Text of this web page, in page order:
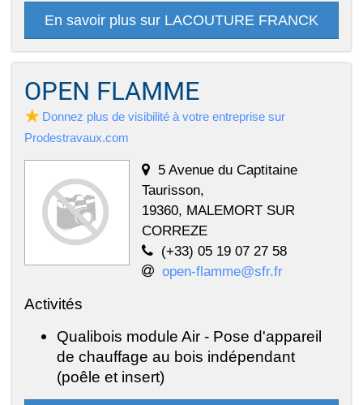
En savoir plus sur LACOUTURE FRANCK
OPEN FLAMME
Donnez plus de visibilité à votre entreprise sur
Prodestravaux.com
5 Avenue du Captitaine
Taurisson,
19360, MALEMORT SUR
CORREZE
(+33) 05 19 07 27 58
open-flamme@sfr.fr
Activités
Qualibois module Air - Pose d'appareil
de chauffage au bois indépendant
(poêle et insert)